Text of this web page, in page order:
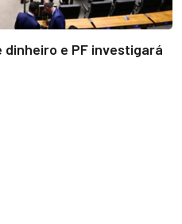
dinheiro e PF investigará